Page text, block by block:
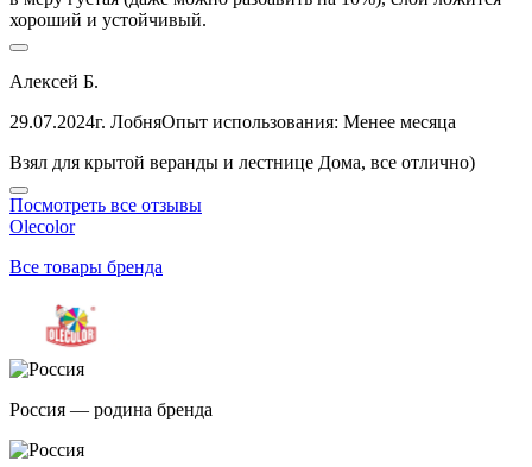
хороший и устойчивый.
Алексей Б.
29.07.2024г. ЛобняОпыт использования: Менее месяца
Взял для крытой веранды и лестнице Дома, все отлично)
Посмотреть все отзывы
Olecolor
Все товары бренда
Россия — родина бренда